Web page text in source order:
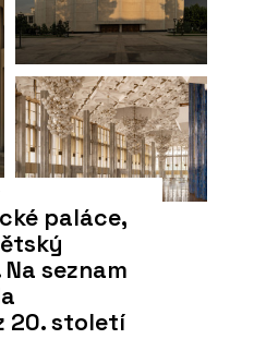
paláce,
seznam
20. století